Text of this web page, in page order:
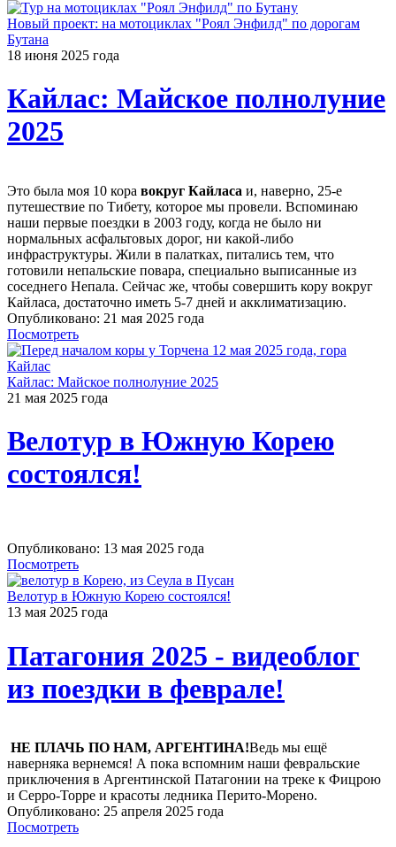
Новый проект: на мотоциклах "Роял Энфилд" по дорогам
Бутана
18 июня 2025 года
Кайлас: Майское полнолуние
2025
Это была моя 10 кора вокруг Кайласа и, наверно, 25-е
путешествие по Тибету, которое мы провели. Вспоминаю
наши первые поездки в 2003 году, когда не было ни
нормальных асфальтовых дорог, ни какой-либо
инфраструктуры. Жили в палатках, питались тем, что
готовили непальские повара, специально выписанные из
соседнего Непала. Сейчас же, чтобы совершить кору вокруг
Кайласа, достаточно иметь 5-7 дней и акклиматизацию.
Опубликовано: 21 мая 2025 года
Посмотреть
Кайлас: Майское полнолуние 2025
21 мая 2025 года
Велотур в Южную Корею
состоялся!
Опубликовано: 13 мая 2025 года
Посмотреть
Велотур в Южную Корею состоялся!
13 мая 2025 года
Патагония 2025 - видеоблог
из поездки в феврале!
НЕ ПЛАЧЬ ПО НАМ, АРГЕНТИНА!Ведь мы ещё
наверняка вернемся! А пока вспомним наши февральские
приключения в Аргентинской Патагонии на треке к Фицрою
и Серро-Торре и красоты ледника Перито-Морено.
Опубликовано: 25 апреля 2025 года
Посмотреть